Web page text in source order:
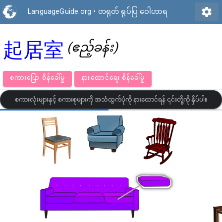
LanguageGuide.org • တရုတ် ရုပ်ပြ ဝေါဟာရ settings
起居室 (ဧည့်ခန်း)
စကားပြော စိန်ခေါ်မှု နားထောင်ရေး စိန်ခေါ်မှု
စကားလုံးများနှင့် စကားစုများကို အသံထွက်ပုံကို နားထောင်ရန် ၎င်းတို့ကို နှိပ်ပါ။